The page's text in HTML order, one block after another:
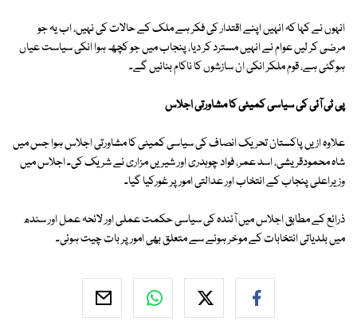
انہوں نے کہا کہ انہیں اپنے اقتدار کی فکر ہے ملک کے حالات کی نہیں، اب یہ جو
مرضی کر لیں عوام نے انہیں مسترد کر دیا، پنجاب میں جو کچھ ہوا انکی سیاست عیاں
ہوگئی ہے، قوم ملکر انکی ان سازشوں کا ناکام بنائیں گے۔
پی ٹی آئی کی سیاسی کمیٹی کا مشاورتی اجلاس
علاوہ ازیں پاکستان تحریک انصاف کی سیاسی کمیٹی کا مشاورتی اجلاس ہوا جس میں
شاہ محمودقریشی، اسد عمر، فواد چوہدری اور شیریں مزاری نے شریک کی۔ اجلاس میں
وزیراعلی پنجاب کے انتخاب اور عدالتی امور پر غورکیا گیا۔
ذرائع کے مطابق اجلاس میں آئندہ کی سیاسی حکمت عملی اور لائحہ عمل اور سندھ
میں بلدیاتی انتخابات کے موخر ہونے سے متعلق بھی امور پر بات چیت ہوئی۔